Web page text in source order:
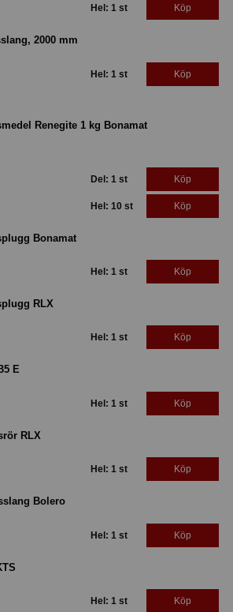
Hel: 1 st Köp
2000 mm
Hel: 1 st Köp
Renegite 1 kg Bonamat
Del: 1 st Köp
Hel: 10 st Köp
Bonamat
Hel: 1 st Köp
RLX
Hel: 1 st Köp
E
Hel: 1 st Köp
RLX
Hel: 1 st Köp
Bolero
Hel: 1 st Köp
Hel: 1 st Köp